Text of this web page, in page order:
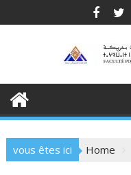
to
vous êtes ici Home